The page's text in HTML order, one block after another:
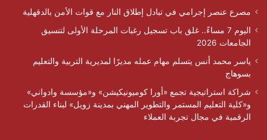
مصرع عنصر إجرامي في تبادل إطلاق النار مع قوات الأمن بالدقهلية
اليوم 7 مساءً.. غلق باب تسجيل رغبات المرحلة الأولى لتنسيق
الجامعات 2026
ياسر محمد أنس يتسلم مهام عمله مديرًا لمديرية التربية والتعليم
بسوهاج
شراكة استراتيجية تجمع «أورا كوميونيكيشن» و«مؤسسة وادواني»
و«كلية التعليم المستمر والتطوير المهني بمدينة زويل» لبناء القدرات
الرقمية في مجال تجربة العملاء